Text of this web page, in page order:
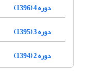
دوره 4 (1396)
دوره 3 (1395)
دوره 2 (1394)